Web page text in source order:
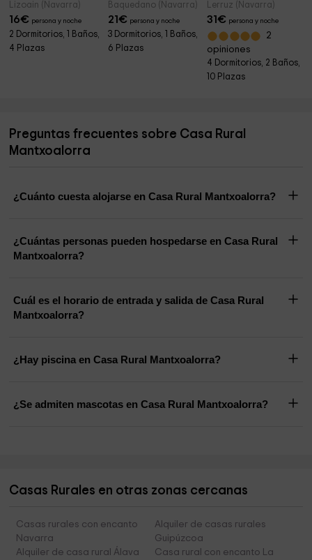
Lizoain (Navarra)
16€ persona y noche
2 Dormitorios, 1 Baños,
4 Plazas
Baquedano (Navarra)
21€ persona y noche
3 Dormitorios, 1 Baños,
6 Plazas
Lerruz (Navarra)
31€ persona y noche
2
opiniones
4 Dormitorios, 2 Baños,
10 Plazas
Preguntas frecuentes sobre Casa Rural
Mantxoalorra
¿Cuánto cuesta alojarse en Casa Rural Mantxoalorra?
¿Cuántas personas pueden hospedarse en Casa Rural
Mantxoalorra?
Cuál es el horario de entrada y salida de Casa Rural
Mantxoalorra?
¿Hay piscina en Casa Rural Mantxoalorra?
¿Se admiten mascotas en Casa Rural Mantxoalorra?
Casas Rurales en otras zonas cercanas
Casas rurales con encanto
Navarra
Alquiler de casas rurales
Guipúzcoa
Alquiler de casa rural Álava
Casa rural con encanto La